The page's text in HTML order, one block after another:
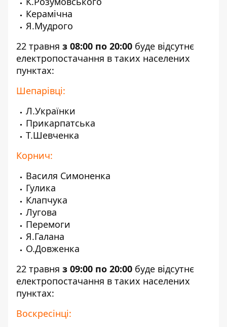
Керамічна
Я.Мудрого
22 травня з 08:00 по 20:00 буде відсутнє
електропостачання в таких населених
пунктах:
Шепарівці:
Л.Українки
Прикарпатська
Т.Шевченка
Корнич:
Василя Симоненка
Гулика
Клапчука
Лугова
Перемоги
Я.Галана
О.Довженка
22 травня з 09:00 по 20:00 буде відсутнє
електропостачання в таких населених
пунктах:
Воскресінці: